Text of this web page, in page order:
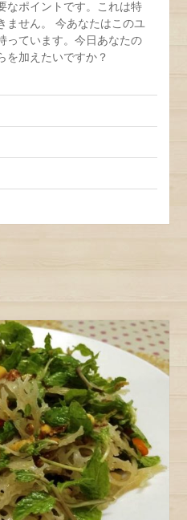
なポイントです。これは特
ません。 今あなたはこのユ
っています。今日あなたの
を加えたいですか？